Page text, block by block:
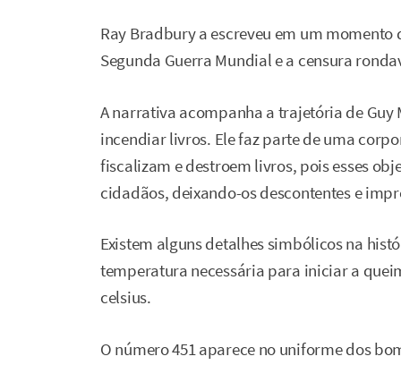
Ray Bradbury a escreveu em um
Segunda Guerra Mundial e a censura
A narrativa acompanha a trajetória de
incendiar livros. Ele faz parte de uma
fiscalizam e destroem livros, pois esses
cidadãos, deixando-os descontentes e
Existem alguns detalhes simbólicos na
temperatura necessária para iniciar a
celsius.
O número 451 aparece no uniforme dos